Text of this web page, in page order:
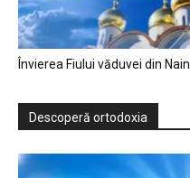
Învierea Fiului văduvei din Nain
Descoperă ortodoxia